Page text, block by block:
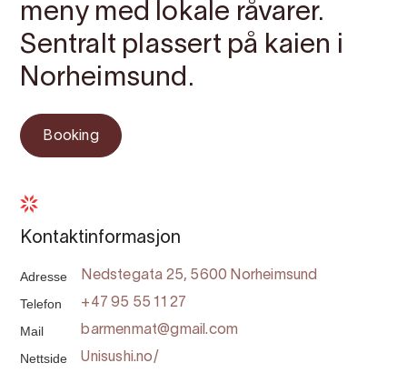
meny med lokale råvarer.
Sentralt plassert på kaien i
Norheimsund.
Booking
Kontaktinformasjon
Adresse Nedstegata 25, 5600 Norheimsund
Telefon +47 95 55 11 27
Mail barmenmat@gmail.com
Nettside Unisushi.no/